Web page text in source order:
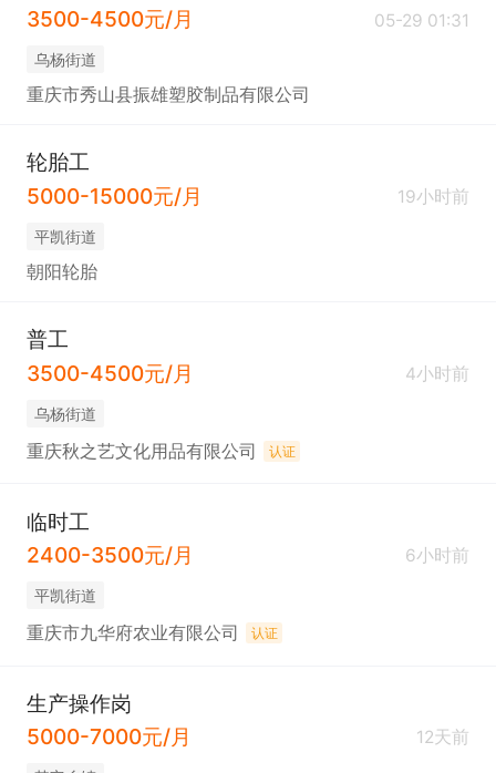
3500-4500元/月
05-29 01:31
乌杨街道
重庆市秀山县振雄塑胶制品有限公司
轮胎工
5000-15000元/月
19小时前
平凯街道
朝阳轮胎
普工
3500-4500元/月
4小时前
乌杨街道
重庆秋之艺文化用品有限公司 认证
临时工
2400-3500元/月
6小时前
平凯街道
重庆市九华府农业有限公司 认证
生产操作岗
5000-7000元/月
12天前